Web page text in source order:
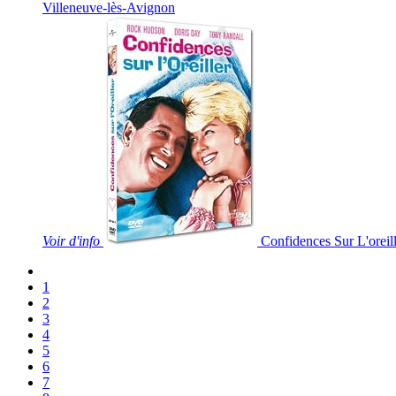
Villeneuve-lès-Avignon
Voir d'info Confidences Sur
1
2
3
4
5
6
7